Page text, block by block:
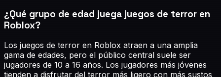
¿Qué grupo de edad juega juegos de terror en
Roblox?
Los juegos de terror en Roblox atraen a una amplia
gama de edades, pero el público central suele ser
jugadores de 10 a 16 años. Los jugadores más jóvenes
tienden a disfrutar del terror más ligero con más sustos